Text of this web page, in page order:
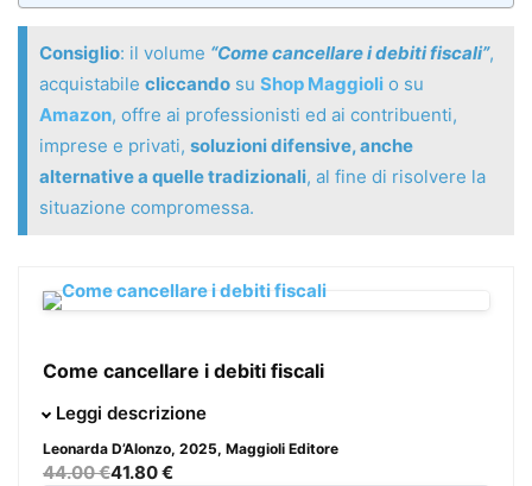
Consiglio: il volume “Come cancellare i debiti fiscali”,
acquistabile cliccando su Shop Maggioli o su
Amazon, offre ai professionisti ed ai contribuenti,
imprese e privati, soluzioni difensive, anche
alternative a quelle tradizionali, al fine di risolvere la
situazione compromessa.
Come cancellare i debiti fiscali
Il presente volume vuole offrire ai professionisti ed ai
alternative a quelle tradizionali
Leggi descrizione
Leonarda D’Alonzo, 2025, Maggioli Editore
44.00 €41.80 €